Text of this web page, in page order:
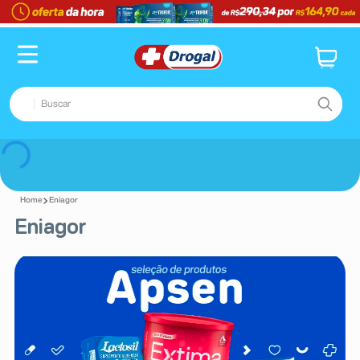
Buscar
TERMOS MAIS BUSCADOS
pampers confort sec max
3 º dipirona
7º
desodorante
Eniagor
Eniagor